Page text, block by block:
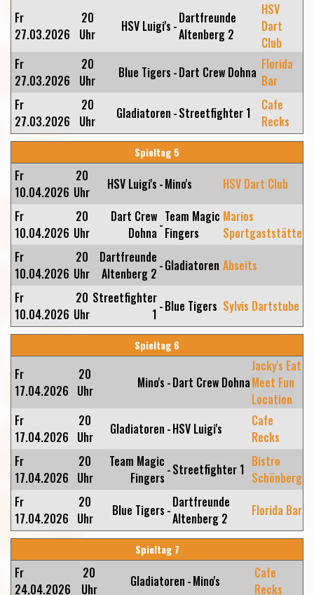
Fr
27.03.2026
20
Uhr
HSV Luigi's -Dartfreunde
Altenberg 2
HSV
Dart
Club
Fr
27.03.2026
20
Uhr
Blue Tigers -Dart Crew Dohna Florida
Bar
Fr
27.03.2026
20
Uhr
Gladiatoren -Streetfighter 1
Cafe
Recks
Spieltag 5
Fr
10.04.2026
20
Uhr
HSV Luigi's -Mino's
HSV Dart Club
Fr
10.04.2026
20
Uhr
Dart Crew
Dohna -Team Magic
Fingers
Marios
Sportgaststätte
Fr
10.04.2026
20
Uhr
Dartfreunde
Altenberg 2 -Gladiatoren Abseits
Fr
10.04.2026
20
Uhr
Streetfighter
1 -Blue Tigers Sylvis Dartstube
Spieltag 6
Fr
17.04.2026
20
Uhr
Mino's -Dart Crew Dohna
Jacky's Eat
Meet Fun
Location
Fr
17.04.2026
20
Uhr
Gladiatoren -HSV Luigi's
Cafe
Recks
Fr
17.04.2026
20
Uhr
Team Magic
Fingers -Streetfighter 1 Bistro
Schönberg
Fr
17.04.2026
20
Uhr
Blue Tigers -Dartfreunde
Altenberg 2
Florida Bar
Spieltag 7
Fr
24.04.2026
20
Uhr
Gladiatoren -Mino's
Cafe
Recks